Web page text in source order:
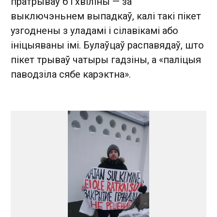
выключэньнем выпадкаў, калі такі пікет
узгоднены з уладамі і сілавікамі або
ініцыяваны імі. Булаўцаў распавядаў, што
пікет трываў чатыры гадзіны, а «паліцыя
паводзіла сябе карэктна».